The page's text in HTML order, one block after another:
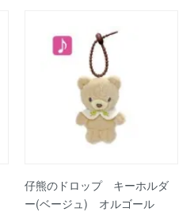
仔熊のドロップ キーホルダ
ー(ベージュ) オルゴール